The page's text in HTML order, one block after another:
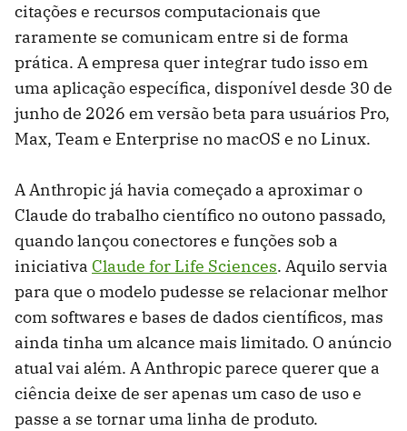
citações e recursos computacionais que
raramente se comunicam entre si de forma
prática. A empresa quer integrar tudo isso em
uma aplicação específica, disponível desde 30 de
junho de 2026 em versão beta para usuários Pro,
Max, Team e Enterprise no macOS e no Linux.
A Anthropic já havia começado a aproximar o
Claude do trabalho científico no outono passado,
quando lançou conectores e funções sob a
iniciativa Claude for Life Sciences. Aquilo servia
para que o modelo pudesse se relacionar melhor
com softwares e bases de dados científicos, mas
ainda tinha um alcance mais limitado. O anúncio
atual vai além. A Anthropic parece querer que a
ciência deixe de ser apenas um caso de uso e
passe a se tornar uma linha de produto.